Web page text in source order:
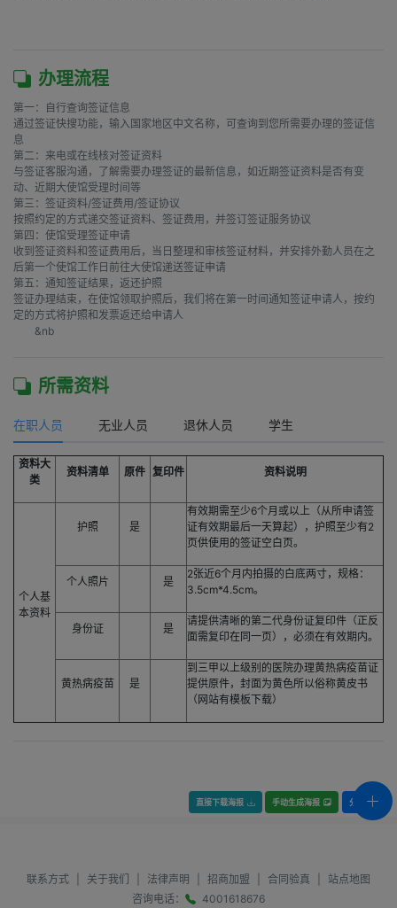
办理流程
第一：自行查询签证信息
通过签证快搜功能，输入国家地区中文名称，可查询到您所需要办理的签证信
息
第二：来电或在线核对签证资料
与签证客服沟通，了解需要办理签证的最新信息，如近期签证资料是否有变
动、近期大使馆受理时间等
第三：签证资料/签证费用/签证协议
按照约定的方式递交签证资料、签证费用，并签订签证服务协议
第四：使馆受理签证申请
收到签证资料和签证费用后，当日整理和审核签证材料，并安排外勤人员在之
后第一个使馆工作日前往大使馆递送签证申请
第五：通知签证结果，返还护照
签证办理结束，在使馆领取护照后，我们将在第一时间通知签证申请人，按约
定的方式将护照和发票返还给申请人
&nb
所需资料
在职人员 无业人员 退休人员 学生
资料大
类
资料清单 原件 复印件 资料说明
个人基
本资料
护照 是
有效期需至少6个月或以上（从所申请签
证有效期最后一天算起），护照至少有2
页供使用的签证空白页。
个人照片 是
2张近6个月内拍摄的白底两寸，规格：
3.5cm*4.5cm。
身份证 是
请提供清晰的第二代身份证复印件（正反
面需复印在同一页），必须在有效期内。
黄热病疫苗 是
到三甲以上级别的医院办理黄热病疫苗证
提供原件，封面为黄色所以俗称黄皮书
（网站有模板下载）
直接下载海报 手动生成海报 分享
联系方式 关于我们 法律声明 招商加盟 合同验真
站点地图
咨询电话：
4001618676